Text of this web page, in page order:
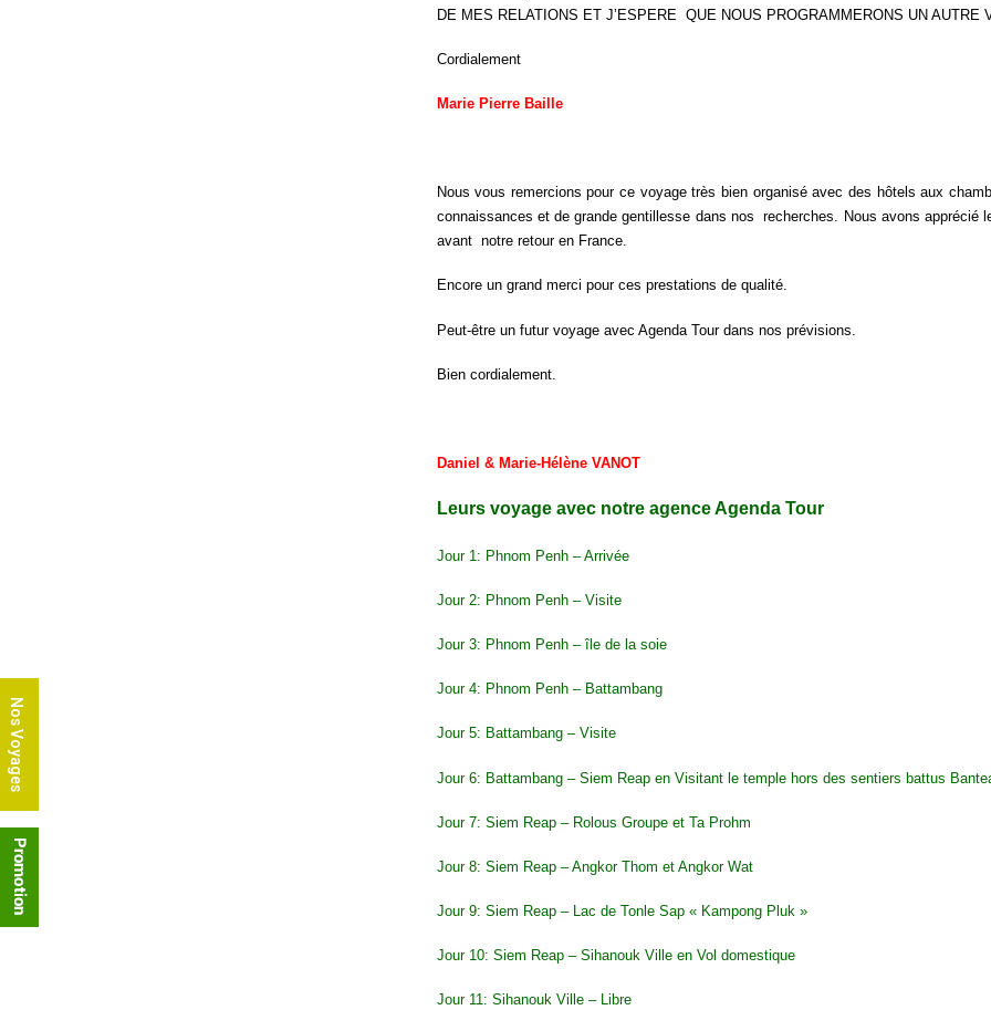
DE MES RELATIONS ET J’ESPERE QUE NOUS PROGRAMMERONS UN AUTRE
Cordialement
Marie Pierre Baille
Nous vous remercions pour ce voyage très bien organisé avec des hôtels aux
connaissances et de grande gentillesse dans nos recherches. Nous avons apprécié
avant notre retour en France.
Encore un grand merci pour ces prestations de qualité.
Peut-être un futur voyage avec Agenda Tour dans nos prévisions.
Bien cordialement.
Daniel & Marie-Hélène VANOT
Leurs voyage avec notre agence Agenda Tour
Jour 1: Phnom Penh – Arrivée
Jour 2: Phnom Penh – Visite
Jour 3: Phnom Penh – île de la soie
Jour 4: Phnom Penh – Battambang
Jour 5: Battambang – Visite
Jour 6: Battambang – Siem Reap en Visitant le temple hors des sentiers battus
Jour 7: Siem Reap – Rolous Groupe et Ta Prohm
Jour 8: Siem Reap – Angkor Thom et Angkor Wat
Jour 9: Siem Reap – Lac de Tonle Sap « Kampong Pluk »
Jour 10: Siem Reap – Sihanouk Ville en Vol domestique
Jour 11: Sihanouk Ville – Libre
Nos Voyages